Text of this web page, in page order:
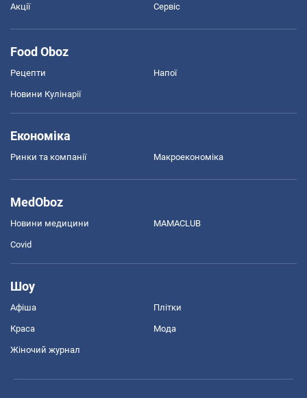
Акції Сервіс
Food Oboz
Рецепти Напої
Новини Кулінарії
Економіка
Ринки та компанії Макроекономіка
MedOboz
Новини медицини MAMACLUB
Covid
Шоу
Афіша Плітки
Краса Мода
Жіночий журнал